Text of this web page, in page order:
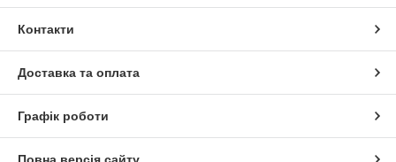
Контакти
Доставка та оплата
Графік роботи